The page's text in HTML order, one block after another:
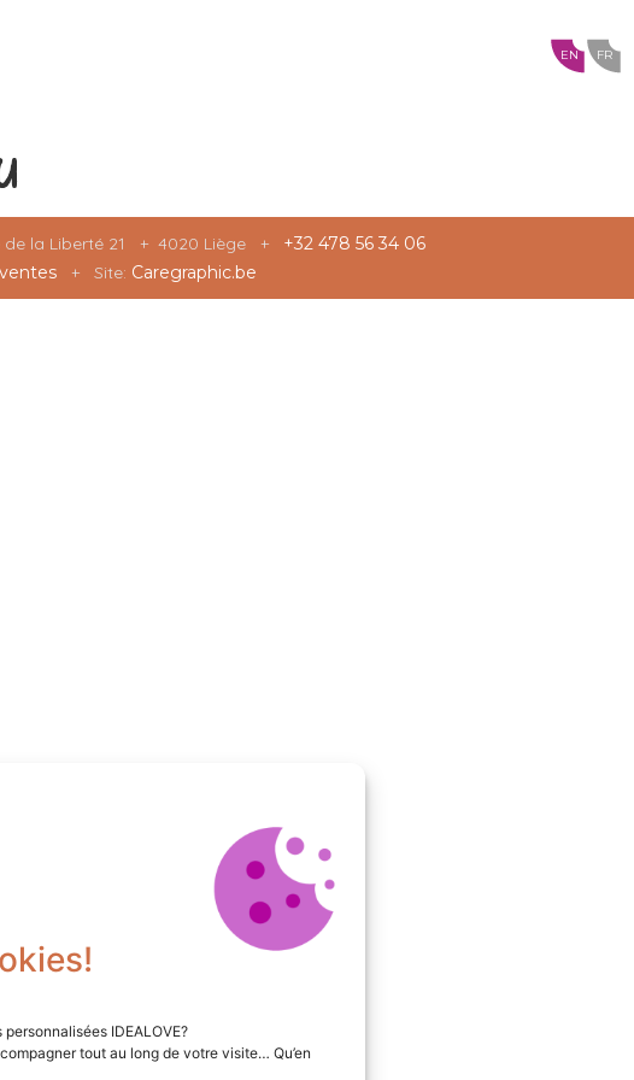
IDEALOVE?
tout au long de votre visite… Qu’en
FR
EN
de la Liberté 21 + 4020 Liège + +32 478 56 34 06
+ Site: Caregraphic.be